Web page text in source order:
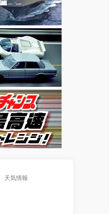
天気情報